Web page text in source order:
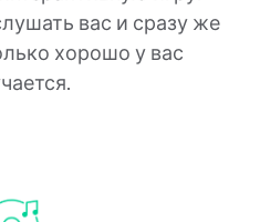
вас и сразу же
хорошо у вас